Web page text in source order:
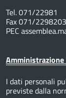
Tel. 071/22981
Fax 071/2298203
PEC
I dati personali
previste dalla